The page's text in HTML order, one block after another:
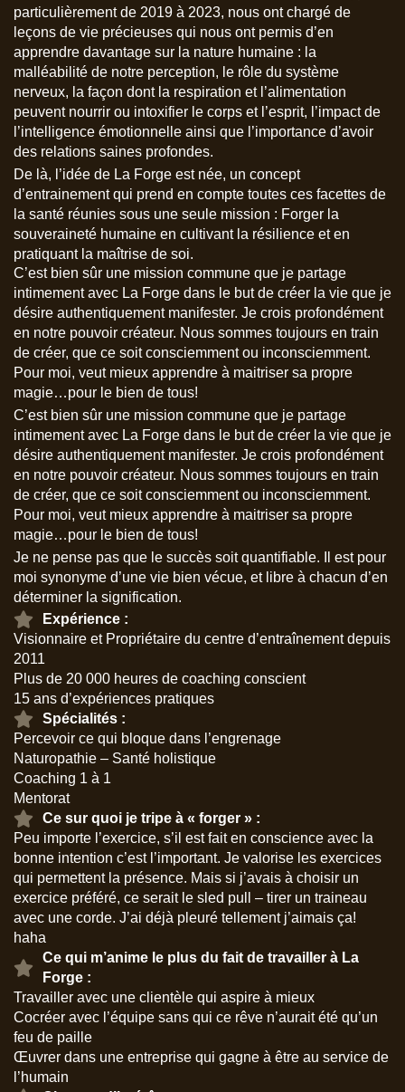
particulièrement de 2019 à 2023, nous ont chargé de
leçons de vie précieuses qui nous ont permis d’en
apprendre davantage sur la nature humaine : la
malléabilité de notre perception, le rôle du système
nerveux, la façon dont la respiration et l’alimentation
peuvent nourrir ou intoxifier le corps et l’esprit, l’impact de
l’intelligence émotionnelle ainsi que l’importance d’avoir
des relations saines profondes.
De là, l’idée de La Forge est née, un concept
d’entrainement qui prend en compte toutes ces facettes de
la santé réunies sous une seule mission : Forger la
souveraineté humaine en cultivant la résilience et en
pratiquant la maîtrise de soi.
C’est bien sûr une mission commune que je partage
intimement avec La Forge dans le but de créer la vie que je
désire authentiquement manifester. Je crois profondément
en notre pouvoir créateur. Nous sommes toujours en train
de créer, que ce soit consciemment ou inconsciemment.
Pour moi, veut mieux apprendre à maitriser sa propre
magie…pour le bien de tous!
C’est bien sûr une mission commune que je partage
intimement avec La Forge dans le but de créer la vie que je
désire authentiquement manifester. Je crois profondément
en notre pouvoir créateur. Nous sommes toujours en train
de créer, que ce soit consciemment ou inconsciemment.
Pour moi, veut mieux apprendre à maitriser sa propre
magie…pour le bien de tous!
Je ne pense pas que le succès soit quantifiable. Il est pour
moi synonyme d’une vie bien vécue, et libre à chacun d’en
déterminer la signification.
Expérience :
Visionnaire et Propriétaire du centre d’entraînement depuis
2011
Plus de 20 000 heures de coaching conscient
15 ans d’expériences pratiques
Spécialités :
Percevoir ce qui bloque dans l’engrenage
Naturopathie – Santé holistique
Coaching 1 à 1
Mentorat
Ce sur quoi je tripe à « forger » :
Peu importe l’exercice, s’il est fait en conscience avec la
bonne intention c’est l’important. Je valorise les exercices
qui permettent la présence. Mais si j’avais à choisir un
exercice préféré, ce serait le sled pull – tirer un traineau
avec une corde. J’ai déjà pleuré tellement j’aimais ça!
haha
Ce qui m’anime le plus du fait de travailler à La
Forge :
Travailler avec une clientèle qui aspire à mieux
Cocréer avec l’équipe sans qui ce rêve n’aurait été qu’un
feu de paille
Œuvrer dans une entreprise qui gagne à être au service de
l’humain